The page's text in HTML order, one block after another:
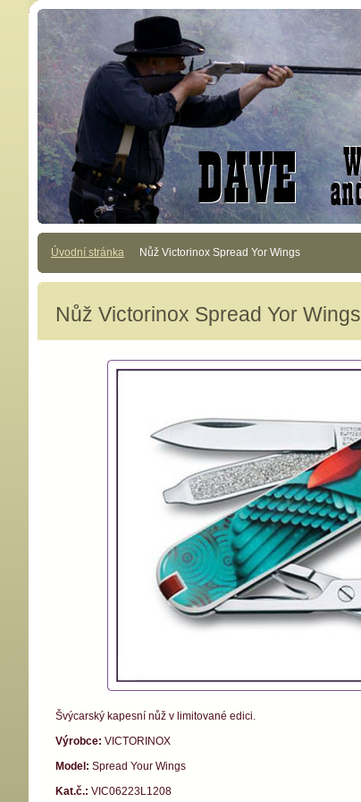
Úvodní stránka Nůž Victorinox Spread Yor Wings
Nůž Victorinox Spread Yor Wings
Švýcarský kapesní nůž v limitované edici.
Výrobce: VICTORINOX
Model: Spread Your Wings
Kat.č.: VIC06223L1208